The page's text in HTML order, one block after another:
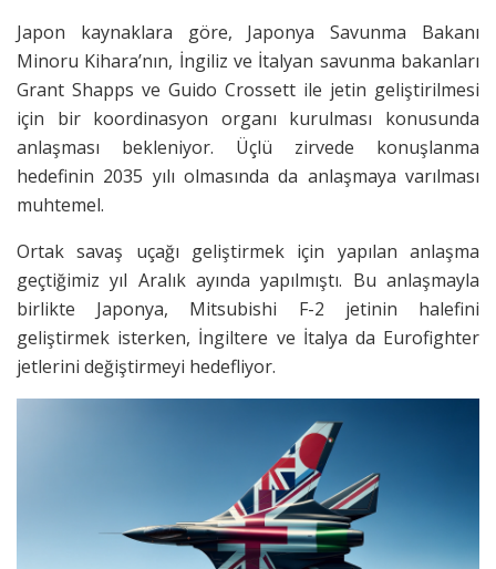
Japon kaynaklara göre, Japonya Savunma Bakanı
Minoru Kihara’nın, İngiliz ve İtalyan savunma bakanları
Grant Shapps ve Guido Crossett ile jetin geliştirilmesi
için bir koordinasyon organı kurulması konusunda
anlaşması bekleniyor. Üçlü zirvede konuşlanma
hedefinin 2035 yılı olmasında da anlaşmaya varılması
muhtemel.
Ortak savaş uçağı geliştirmek için yapılan anlaşma
geçtiğimiz yıl Aralık ayında yapılmıştı. Bu anlaşmayla
birlikte Japonya, Mitsubishi F-2 jetinin halefini
geliştirmek isterken, İngiltere ve İtalya da Eurofighter
jetlerini değiştirmeyi hedefliyor.